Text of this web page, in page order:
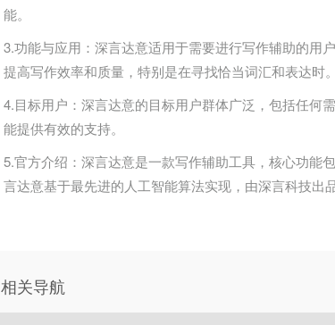
能。
3.功能与应用：深言达意适用于需要进行写作辅助的用
提高写作效率和质量，特别是在寻找恰当词汇和表达时。
4.目标用户：深言达意的目标用户群体广泛，包括任何
能提供有效的支持。
5.官方介绍：深言达意是一款写作辅助工具，核心功能
言达意基于最先进的人工智能算法实现，由深言科技出品
相关导航